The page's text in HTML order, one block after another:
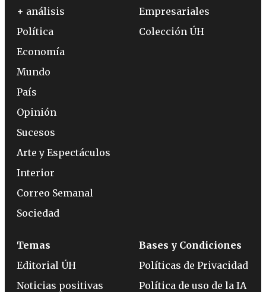
+ análisis
Política
Economía
Mundo
País
Opinión
Sucesos
Arte y Espectáculos
Interior
Correo Semanal
Sociedad
Empresariales
Colección ÚH
Temas
Editorial ÚH
Noticias positivas
Bases y Condiciones
Políticas de Privacidad
Política de uso de la IA